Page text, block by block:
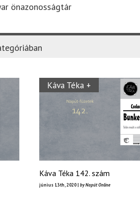
önazonosságtár
Káva Téka +
Káva Téka 142. szám
június 13th, 2020 | by Napút Online